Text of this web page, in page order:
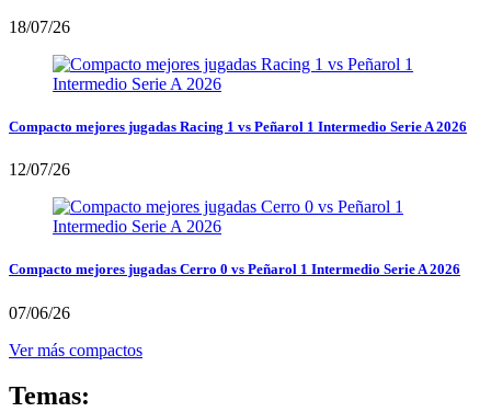
18/07/26
Compacto mejores jugadas Racing 1 vs Peñarol 1 Intermedio Serie A 2026
12/07/26
Compacto mejores jugadas Cerro 0 vs Peñarol 1 Intermedio Serie A 2026
07/06/26
Ver más compactos
Temas: